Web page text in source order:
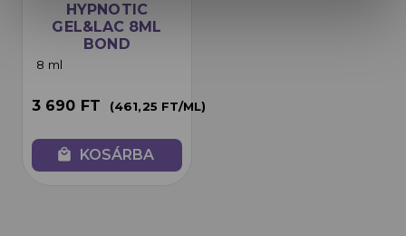
HYPNOTIC
GEL&LAC 8ML
BOND
8 ml
3 690 FT (461,25 FT/ML)
local_mall KOSÁRBA